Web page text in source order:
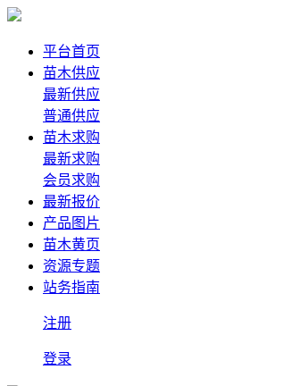
平台首页
苗木供应
最新供应
普通供应
苗木求购
最新求购
会员求购
最新报价
产品图片
苗木黄页
资源专题
站务指南
注册
登录